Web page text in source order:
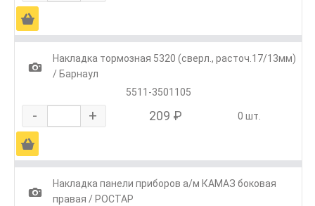
Ä
1
Накладка тормозная 5320 (сверл., расточ.17/13мм)
/ Барнаул
5511-3501105
- + 209 ₽ 0 шт.
Ä
1
Накладка панели приборов а/м КАМАЗ боковая
правая / РОСТАР